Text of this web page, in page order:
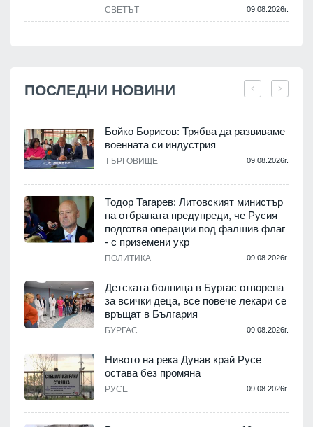
СВЕТЪТ 09.08.2026г.
ПОСЛЕДНИ НОВИНИ
Бойко Борисов: Трябва да развиваме
военната си индустрия
ТЪРГОВИЩЕ 09.08.2026г.
Тодор Тагарев: Литовският министър
на отбраната предупреди, че Русия
подготвя операции под фалшив флаг
- с приземени укр
ПОЛИТИКА 09.08.2026г.
Детската болница в Бургас отворена
за всички деца, все повече лекари се
връщат в България
БУРГАС 09.08.2026г.
Нивото на река Дунав край Русе
остава без промяна
РУСЕ 09.08.2026г.